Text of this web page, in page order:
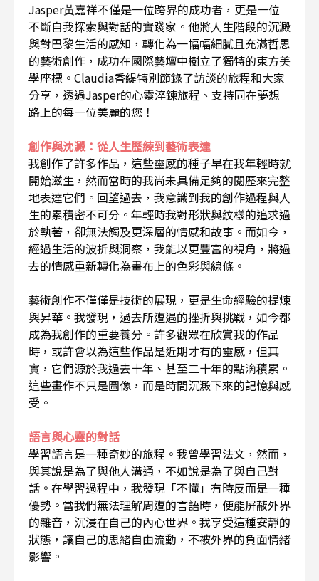
Jasper黃嘉祥不僅是一位跨界的成功者，更是一位
不斷自我探索與對話的實踐家。他將人生階段的沉澱
與對巴黎生活的感知，轉化為一幅幅細膩且充滿哲思
的藝術創作，成功在國際藝壇中樹立了獨特的東方美
學座標。Claudia香緹特別節錄了訪談的旅程和大家
分享，透過Jasper的心靈淬鍊旅程、支持同在夢想
路上的每一位美麗的您！
創作與沈澱：從人生歷練到藝術表達
我創作了許多作品，這些靈感的種子早在我年輕時就
開始滋生，然而當時的我尚未具備足夠的閱歷來完整
地表達它們。回望過去，我意識到我的創作過程與人
生的累積密不可分。年輕時我對形狀與紋樣的追求過
於執著，卻無法觸及更深層的情感和故事。而如今，
經過生活的波折與洞察，我能以更豐富的視角，將過
去的情感重新轉化為畫布上的色彩與線條。
藝術創作不僅僅是技術的展現，更是生命經驗的提煉
與昇華。我發現，過去所遭遇的挫折與挑戰，如今都
成為我創作的重要養分。許多觀眾在欣賞我的作品
時，或許會以為這些作品是近期才有的靈感，但其
實，它們源於我過去十年、甚至二十年的點滴積累。
這些畫作不只是圖像，而是時間沉澱下來的記憶與感
受。
語言與心靈的對話
學習語言是一種奇妙的旅程。我曾學習法文，然而，
與其說是為了與他人溝通，不如說是為了與自己對
話。在學習過程中，我發現「不懂」有時反而是一種
優勢。當我們無法理解周遭的言語時，便能屏蔽外界
的雜音，沉浸在自己的內心世界。我享受這種安靜的
狀態，讓自己的思緒自由流動，不被外界的負面情緒
影響。